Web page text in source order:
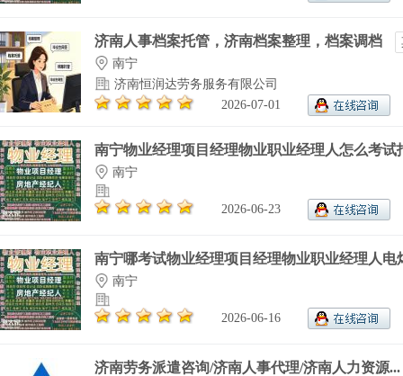
济南人事档案托管，济南档案整理，档案调档
南宁
济南恒润达劳务服务有限公司
2026-07-01
南宁物业经理项目经理物业职业经理人怎么考试
南宁
2026-06-23
南宁哪考试物业经理项目经理物业职业经理人电
南宁
2026-06-16
济南劳务派遣咨询/济南人事代理/济南人力资源...